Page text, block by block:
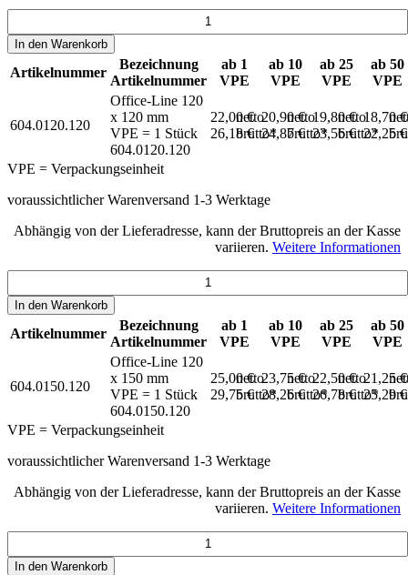
In den Warenkorb
Artikelnummer
Bezeichnung
Artikelnummer
ab 1
VPE
ab 10
VPE
ab 25
VPE
ab 50
VPE
604.0120.120
Office-Line 120
x 120 mm
VPE = 1 Stück
604.0120.120
22,00 €
netto
26,18 €brutto*
20,90 €
netto
24,87 €
brutto*
19,80 €
netto
23,56 €
brutto*
18,70
22,25
VPE = Verpackungseinheit
voraussichtlicher Warenversand 1-3 Werktage
Abhängig von der Lieferadresse, kann der Bruttopreis an der Kasse
variieren. Weitere Informationen
In den Warenkorb
Artikelnummer
Bezeichnung
Artikelnummer
ab 1
VPE
ab 10
VPE
ab 25
VPE
ab 50
VPE
604.0150.120
Office-Line 120
x 150 mm
VPE = 1 Stück
604.0150.120
25,00 €
netto
29,75 €
brutto*
23,75 €
netto
28,26 €brutto*
22,50 €
netto
26,78 €
brutto*
21,25
25,29
VPE = Verpackungseinheit
voraussichtlicher Warenversand 1-3 Werktage
Abhängig von der Lieferadresse, kann der Bruttopreis an der Kasse
variieren. Weitere Informationen
In den Warenkorb